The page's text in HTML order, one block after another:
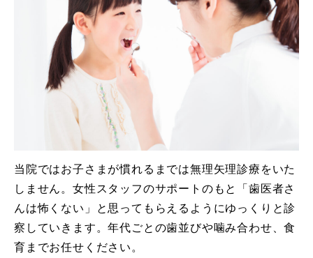
当院ではお子さまが慣れるまでは無理矢理診療をいた
しません。女性スタッフのサポートのもと「歯医者さ
んは怖くない」と思ってもらえるようにゆっくりと診
察していきます。年代ごとの歯並びや噛み合わせ、食
育までお任せください。